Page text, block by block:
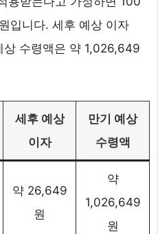
입니다. 세후 예상 이자
수령액은 약 1,026,649
세후 예상
이자
만기 예상
수령액
약 26,649
원
약
1,026,649
원